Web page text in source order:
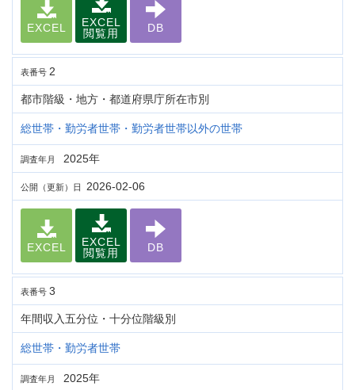
EXCEL
EXCEL
閲覧用
DB
表番号 2
都市階級・地方・都道府県庁所在市別
総世帯・勤労者世帯・勤労者世帯以外の世帯
調査年月 2025年
公開（更新）日 2026-02-06
EXCEL
EXCEL
閲覧用
DB
表番号 3
年間収入五分位・十分位階級別
総世帯・勤労者世帯
調査年月 2025年